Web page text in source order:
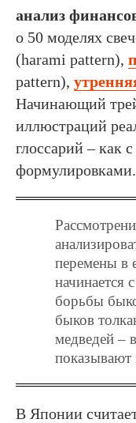
анализ
о 50 моделях
(harami pattern),
pattern),
Начинающий
иллюстраций
глоссарий – как
формулировками.
перемены в
начинается
борьбы
быков
медведей –
показывают
В Японии